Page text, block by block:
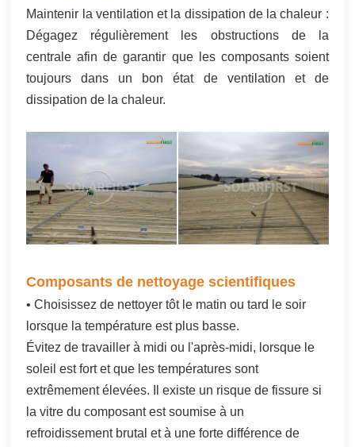
Maintenir la ventilation et la dissipation de la chaleur :
Dégagez régulièrement les obstructions de la
centrale afin de garantir que les composants soient
toujours dans un bon état de ventilation et de
dissipation de la chaleur.
Composants de nettoyage scientifiques
• Choisissez de nettoyer tôt le matin ou tard le soir
lorsque la température est plus basse.
Évitez de travailler à midi ou l'après-midi, lorsque le
soleil est fort et que les températures sont
extrêmement élevées. Il existe un risque de fissure si
la vitre du composant est soumise à un
refroidissement brutal et à une forte différence de